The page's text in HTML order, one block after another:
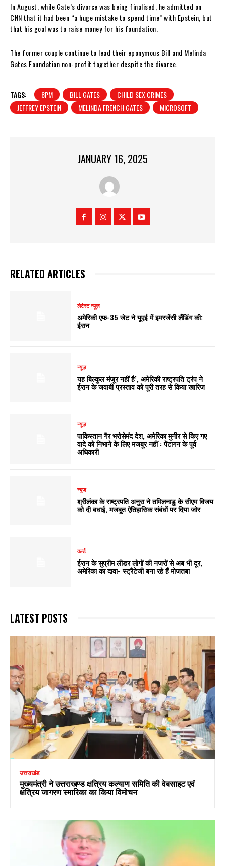
In August, while Gate’s divorce was being finalised, he admitted on
CNN that it had been “a huge mistake to spend time” with Epstein, but
that his goal was to raise money for his foundation.
The former couple continue to lead their eponymous Bill and Melinda
Gates Foundation non-profit together despite the divorce.
TAGS: 8PM BILL GATES
CHILD SEX CRIMES
JEFFREY EPSTEIN
MELINDA FRENCH GATES MICROSOFT
JANUARY 16, 2025
RELATED ARTICLES
लेटेस्ट न्यूज़
अमेरिकी एफ-35 जेट ने यूएई में इमरजेंसी लैंडिंग की:
ईरान
न्यूज़
यह बिल्कुल मंजूर नहीं है’, अमेरिकी राष्ट्रपति ट्रंप ने
ईरान के जवाबी प्रस्ताव को पूरी तरह से किया खारिज
न्यूज़
पाकिस्तान गैर भरोसेमंद देश, अमेरिका मुनीर से किए गए
वादे को निभाने के लिए मजबूर नहीं : पेंटागन के पूर्व
अधिकारी
न्यूज़
श्रीलंका के राष्ट्रपति अनुरा ने तमिलनाडु के सीएम विजय
को दी बधाई, मजबूत ऐतिहासिक संबंधों पर दिया जोर
वर्ल्ड
ईरान के सुप्रीम लीडर लोगों की नजरों से अब भी दूर,
अमेरिका का दावा- स्ट्रैटेजी बना रहे हैं मोजतबा
LATEST POSTS
उत्तराखंड
मुख्यमंत्री ने उत्तराखण्ड क्षत्रिय कल्याण समिति की वेबसाइट एवं
क्षत्रिय जागरण स्मारिका का किया विमोचन